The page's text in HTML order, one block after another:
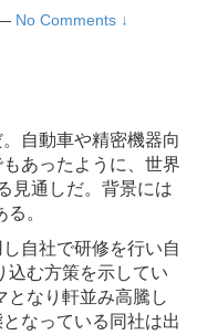
No Comments ↓
自動車や精密機器向
あったように、世界
見通しだ。背景には
。
自社で研修を行い自
込む方策を示してい
となり軒並み高騰し
なっている同社は出